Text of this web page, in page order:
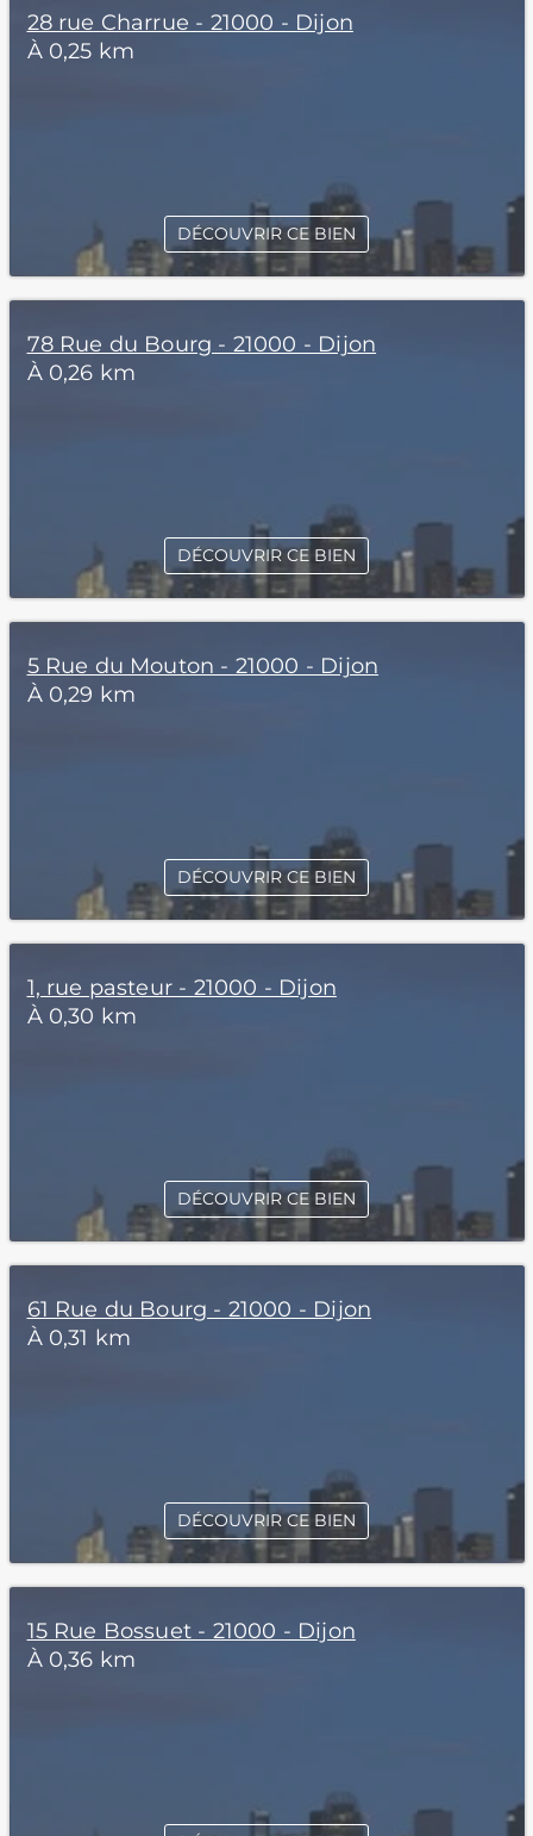
28 rue Charrue - 21000 - Dijon
À 0,25 km
DÉCOUVRIR CE BIEN
78 Rue du Bourg - 21000 - Dijon
À 0,26 km
DÉCOUVRIR CE BIEN
5 Rue du Mouton - 21000 - Dijon
À 0,29 km
DÉCOUVRIR CE BIEN
1, rue pasteur - 21000 - Dijon
À 0,30 km
DÉCOUVRIR CE BIEN
61 Rue du Bourg - 21000 - Dijon
À 0,31 km
DÉCOUVRIR CE BIEN
15 Rue Bossuet - 21000 - Dijon
À 0,36 km